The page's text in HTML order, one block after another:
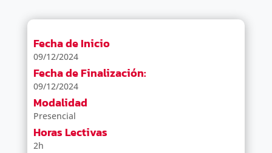
Fecha de Inicio
09/12/2024
Fecha de Finalización:
09/12/2024
Modalidad
Presencial
Horas Lectivas
2h